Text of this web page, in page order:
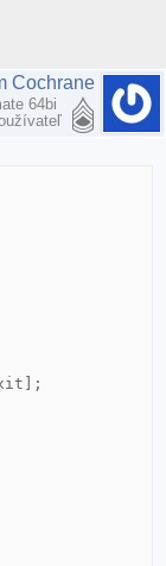
Cochrane
64bi